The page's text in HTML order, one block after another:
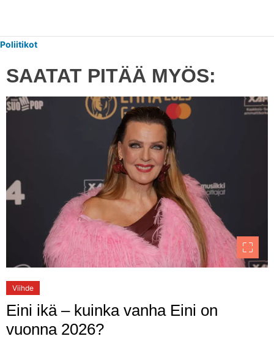
Poliitikot
SAATAT PITÄÄ MYÖS:
Viihde
Eini ikä – kuinka vanha Eini on
vuonna 2026?